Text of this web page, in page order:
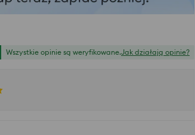
Wszystkie opinie są weryfikowane.Jak działają opinie?